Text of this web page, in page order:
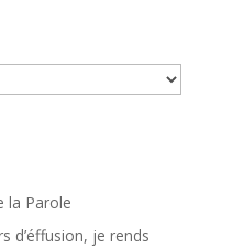
la Parole
d’éffusion, je rends